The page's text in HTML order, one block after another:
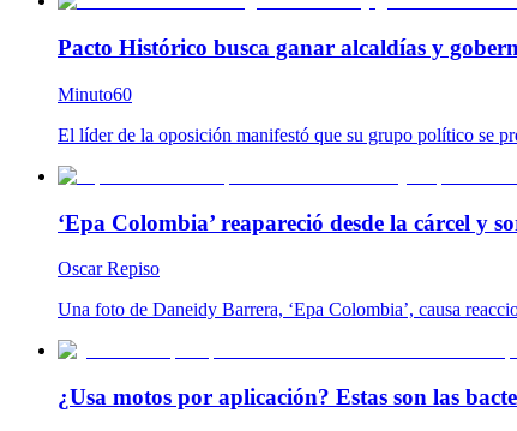
Pacto Histórico busca ganar alcaldías y
Minuto60
El líder de la oposición manifestó que su grupo político se
‘Epa Colombia’ reapareció desde la cárcel y
Oscar Repiso
Una foto de Daneidy Barrera, ‘Epa Colombia’, causa
¿Usa motos por aplicación? Estas son las